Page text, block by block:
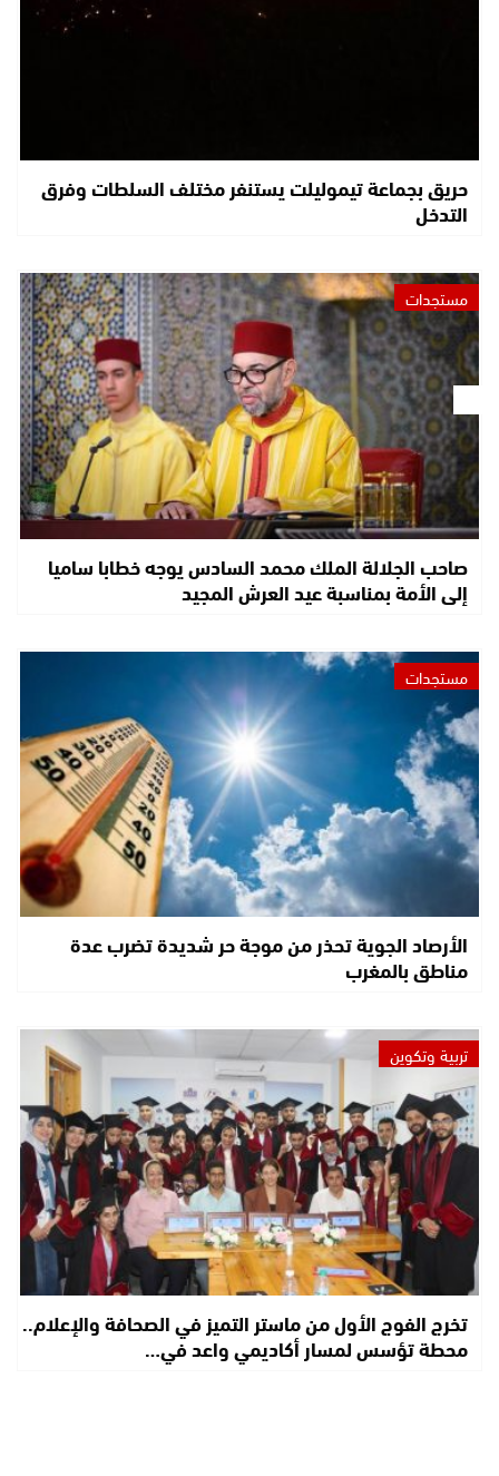
حريق بجماعة تيموليلت يستنفر مختلف السلطات وفرق
التدخل
مستجدات
صاحب الجلالة الملك محمد السادس يوجه خطابا ساميا
إلى الأمة بمناسبة عيد العرش المجيد
مستجدات
الأرصاد الجوية تحذر من موجة حر شديدة تضرب عدة
مناطق بالمغرب
تربية وتكوين
تخرج الفوج الأول من ماستر التميز في الصحافة والإعلام..
محطة تؤسس لمسار أكاديمي واعد في…